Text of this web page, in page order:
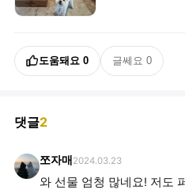
도움돼요 0 글쎄요 0
댓글2
쪼자매 2024.03.23
와 선물 엄청 많네요! 저도